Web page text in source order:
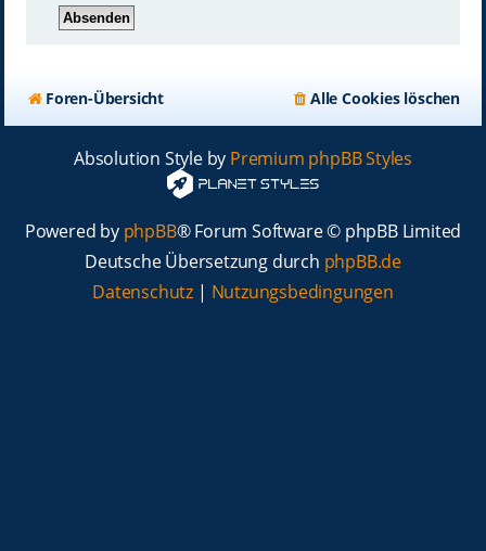
Foren-Übersicht Alle Cookies löschen
Absolution Style by Premium phpBB Styles
Powered by phpBB® Forum Software © phpBB Limited
Deutsche Übersetzung durch phpBB.de
Datenschutz | Nutzungsbedingungen